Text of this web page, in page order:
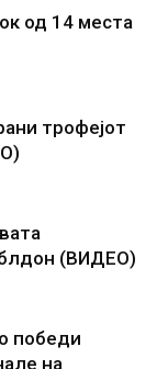
од 14 места
трофејот
(ВИДЕО)
победи
на